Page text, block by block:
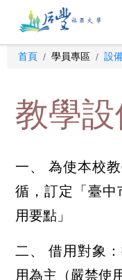
首頁 / 學員專區 / 設
教學
一、 為使本校
循，訂定「臺
用要點」
二、 借用對象
用為主（嚴禁使